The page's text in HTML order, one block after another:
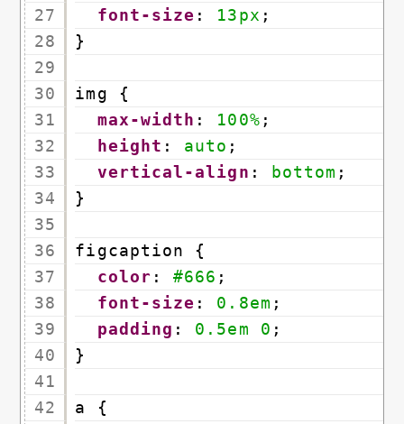
27
28
29
30
31
32
33
34
35
36
37
38
39
40
41
42
font-size : 13px ;
}
img {
max-width : 100% ;
height : auto ;
vertical-align : bottom ;
}
figcaption {
color : #666 ;
font-size : 0.8em ;
padding : 0.5em 0 ;
}
a {